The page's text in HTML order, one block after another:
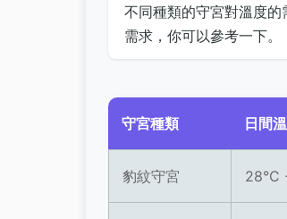
不同種類的守宮對溫度
需求，你可以參考一下。
守宮種類 日間
豹紋守宮 28°C